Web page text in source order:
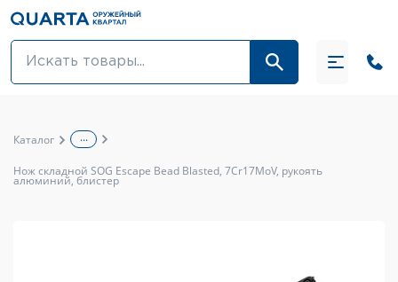
Оптовикам
Каталог ...
Нож складной SOG Escape Bead Blasted, 7Cr17MoV, рукоять
алюминий, блистер